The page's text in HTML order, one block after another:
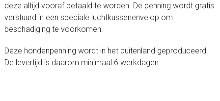
deze altijd vooraf betaald te worden. De penning wordt gratis
verstuurd in een speciale luchtkussenenvelop om
beschadiging te voorkomen.
Deze hondenpenning wordt in het buitenland geproduceerd.
De levertijd is daarom minimaal 6 werkdagen.